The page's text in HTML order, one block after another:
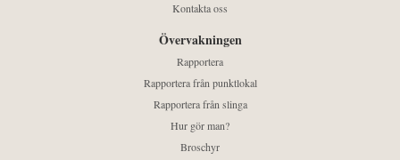
Kontakta oss
Övervakningen
Rapportera
Rapportera från punktlokal
Rapportera från slinga
Hur gör man?
Broschyr